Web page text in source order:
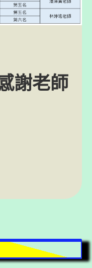
謝老師